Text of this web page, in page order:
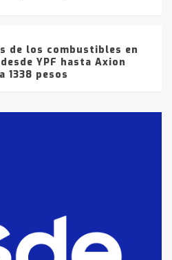
de los combustibles en
YPF hasta Axion
1338 pesos
por
de drogas en la